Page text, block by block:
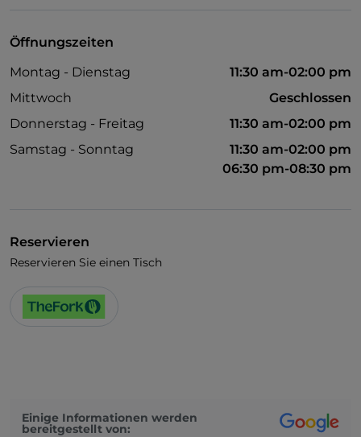
Öffnungszeiten
Montag - Dienstag
11:30 am-02:00 pm
Mittwoch
Geschlossen
Donnerstag - Freitag
11:30 am-02:00 pm
Samstag - Sonntag
11:30 am-02:00 pm
06:30 pm-08:30 pm
Reservieren
Reservieren Sie einen Tisch
Einige Informationen werden
bereitgestellt von: